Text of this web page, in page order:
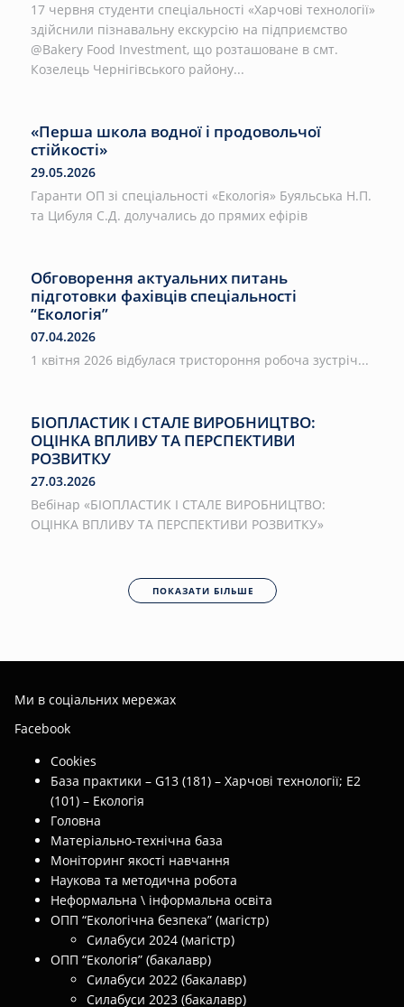
17 червня студенти спеціальності «Харчові технології»
здійснили пізнавальну екскурсію на підприємство
@Bakery Food Investment, що розташоване в смт.
Козелець Чернігівського району...
«Перша школа водної і продовольчої
стійкості»
29.05.2026
Гаранти ОП зі спеціальності «Екологія» Буяльська Н.П.
та Цибуля С.Д. долучались до прямих ефірів
Обговорення актуальних питань
підготовки фахівців спеціальності
“Екологія”
07.04.2026
1 квітня 2026 відбулася тристороння робоча зустріч...
БІОПЛАСТИК І СТАЛЕ ВИРОБНИЦТВО:
ОЦІНКА ВПЛИВУ ТА ПЕРСПЕКТИВИ
РОЗВИТКУ
27.03.2026
Вебінар «БІОПЛАСТИК І СТАЛЕ ВИРОБНИЦТВО:
ОЦІНКА ВПЛИВУ ТА ПЕРСПЕКТИВИ РОЗВИТКУ»
ПОКАЗАТИ БІЛЬШЕ
Ми в соціальних мережах
Facebook
Cookies
База практики – G13 (181) – Харчові технології; E2
(101) – Екологія
Головна
Матеріально-технічна база
Моніторинг якості навчання
Наукова та методична робота
Неформальна \ інформальна освіта
ОПП “Екологічна безпека” (магістр)
Силабуси 2024 (магістр)
ОПП “Екологія” (бакалавр)
Силабуси 2022 (бакалавр)
Силабуси 2023 (бакалавр)